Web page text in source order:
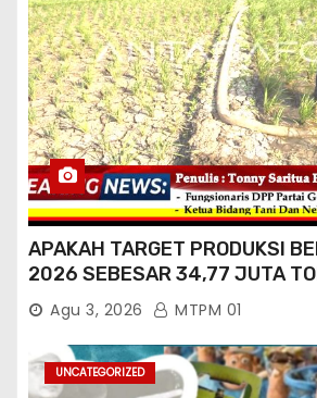
APAKAH TARGET PRODUKSI
2026 SEBESAR 34,77 JUTA
TERCAPAI ?
Agu 3, 2026 MTPM 01
UNCATEGORIZED